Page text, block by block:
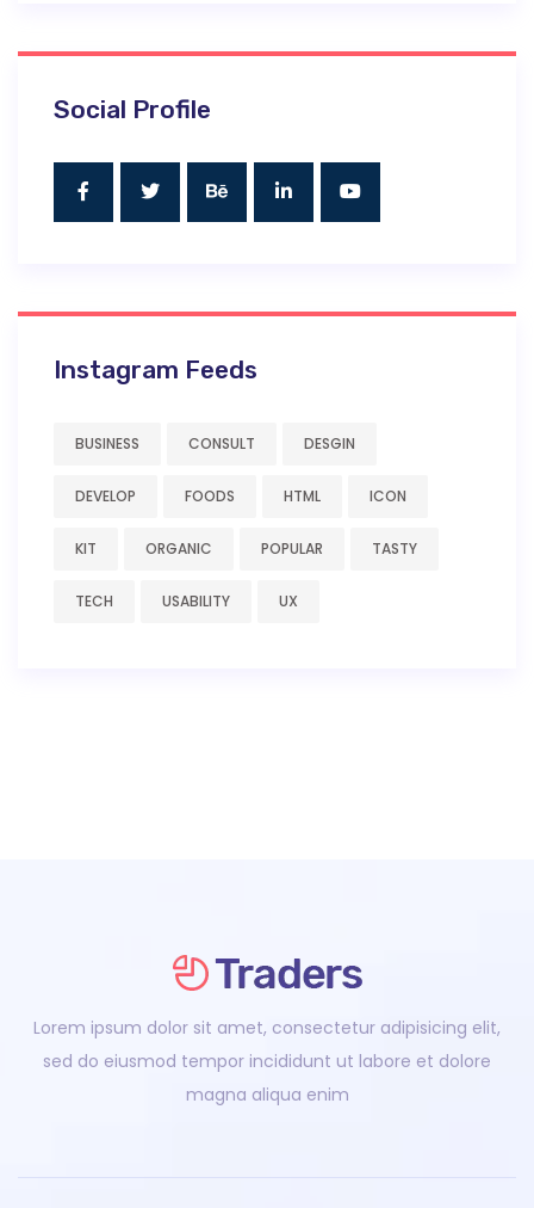
Social Profile
Instagram Feeds
BUSINESS CONSULT DESGIN
DEVELOP FOODS HTML ICON
KIT ORGANIC POPULAR TASTY
TECH USABILITY UX
Lorem ipsum dolor sit amet, consectetur adipisicing elit,
sed do eiusmod tempor incididunt ut labore et dolore
magna aliqua enim